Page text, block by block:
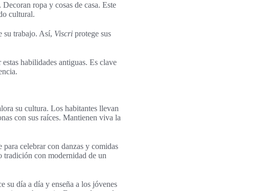
ropa y cosas de casa. Este
cultural.
su trabajo. Así, Viscri protege sus
habilidades antiguas. Es clave
su cultura. Los habitantes llevan
con sus raíces. Mantienen viva la
celebrar con danzas y comidas
tradición con modernidad de un
su día a día y enseña a los jóvenes